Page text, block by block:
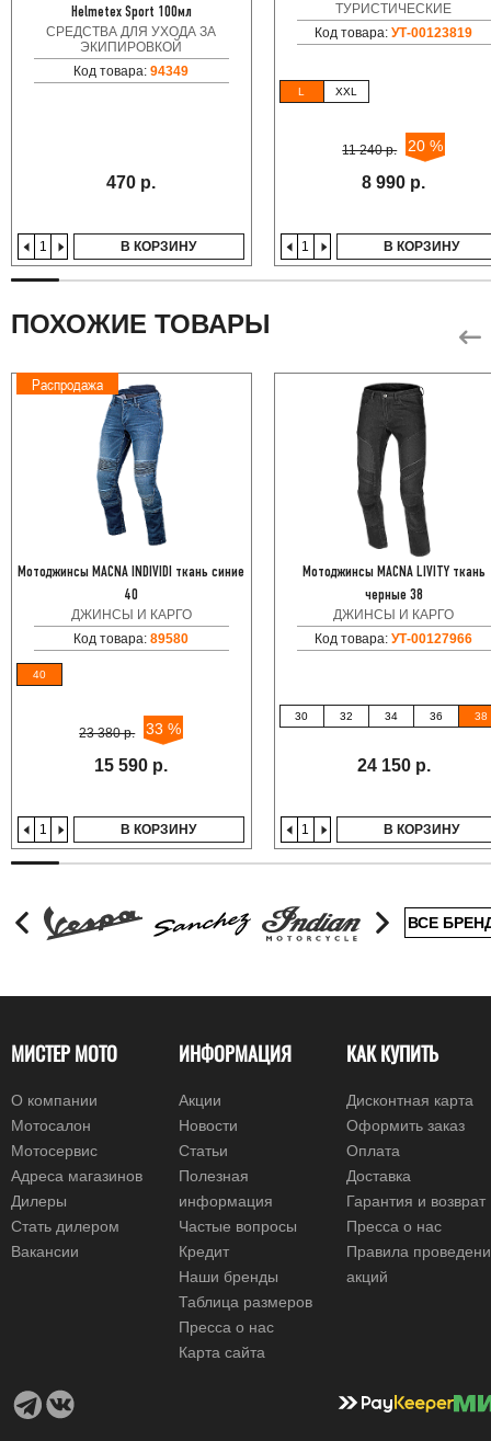
Helmetex Sport 100мл
СРЕДСТВА ДЛЯ УХОДА ЗА
ЭКИПИРОВКОЙ
Код товара:94349
470 р.
В КОРЗИНУ
ТУРИСТИЧЕСКИЕ
Код товара:УТ-00123819
L XXL
11 240 р. 20 %
8 990 р.
В КОРЗИНУ
ПОХОЖИЕ ТОВАРЫ
Распродажа
Мотоджинсы MACNA INDIVIDI ткань синие
40
ДЖИНСЫ И КАРГО
Код товара:89580
40
23 380 р. 33 %
15 590 р.
В КОРЗИНУ
Мотоджинсы MACNA LIVITY ткань
черные 38
ДЖИНСЫ И КАРГО
Код товара:УТ-00127966
30 32 34 36 38
24 150 р.
В КОРЗИНУ
ВСЕ
МИСТЕР МОТО
О компании
Мотосалон
Мотосервис
Адреса магазинов
Дилеры
Стать дилером
Вакансии
ИНФОРМАЦИЯ
Акции
Новости
Статьи
Полезная
информация
Частые вопросы
Кредит
Наши бренды
Таблица размеров
Пресса о нас
Карта сайта
КАК КУПИТЬ
Дисконтная карта
Оформить заказ
Оплата
Доставка
Гарантия и возврат
Пресса о нас
Правила
акций